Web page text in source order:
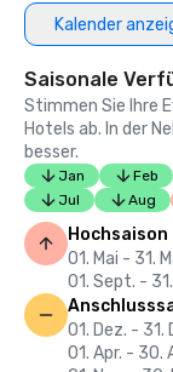
Kalender
Saisonale
Stimmen Sie Ihre
Hotels ab. In der
besser.
Jan Feb
Jul
Aug
Hochsaison
01. Mai - 31.
01. Sept. -
01. Dez. - 31.
01. Apr. - 30.